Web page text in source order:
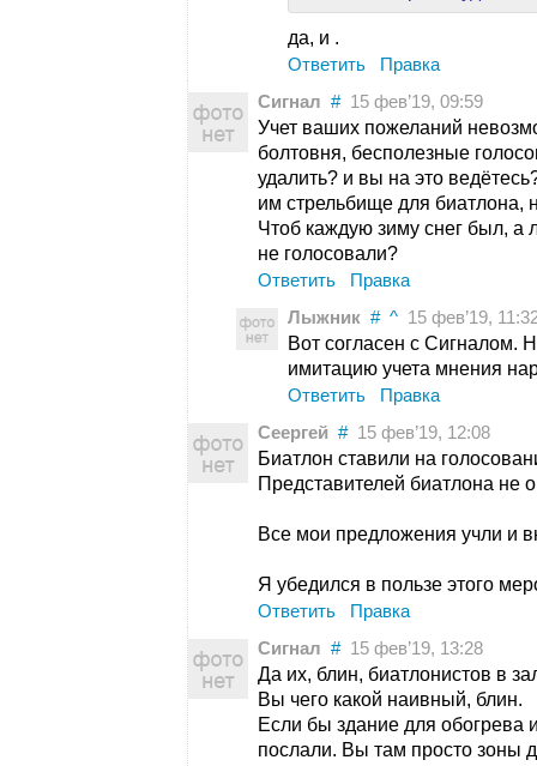
да, и .
Ответить
Правка
Сигнал #15 фев’19, 09:59
Учет ваших пожеланий
болтовня, бесполезные
удалить? и вы на это
им стрельбище для биатлона,
Чтоб каждую зиму снег был, а
не голосовали?
Ответить
Правка
Лыжник # ^ 15 фев’19,
Вот согласен с Сигналом.
имитацию учета мнения
Ответить
Правка
Сеергей #15 фев’19, 12:08
Биатлон ставили на
Представителей биатлона не
Все мои предложения учли и
Я убедился в пользе этого
Ответить
Правка
Сигнал #15 фев’19, 13:28
Да их, блин, биатлонистов в
Вы чего какой наивный, блин.
Если бы здание для обогрева
послали. Вы там просто зоны